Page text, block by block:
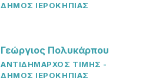
ΔΗΜΟΣ ΙΕΡΟΚΗΠΙΑΣ
Γεώργιος Πολυκάρπου
ΑΝΤΙΔΗΜΑΡΧΟΣ ΤΙΜΗΣ -
ΔΗΜΟΣ ΙΕΡΟΚΗΠΙΑΣ